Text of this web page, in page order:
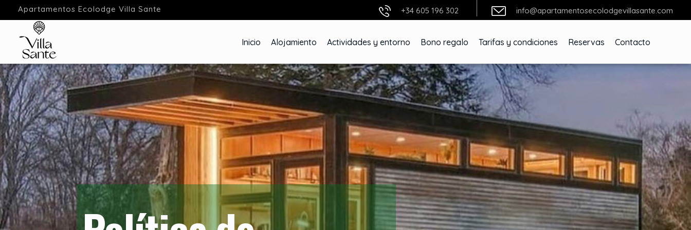
Apartamentos Ecolodge Villa Sante +34 605 196 302 info@apartamentosecolodgevillasante.com
Apartamentos Ecolodge
Estancias en Ecolodge Cantabria
Inicio Alojamiento Actividades y entorno Bono regalo Tarifas y condiciones Reservas Contacto